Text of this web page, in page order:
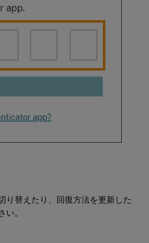
り替えたり、回復方法を更新した
い。